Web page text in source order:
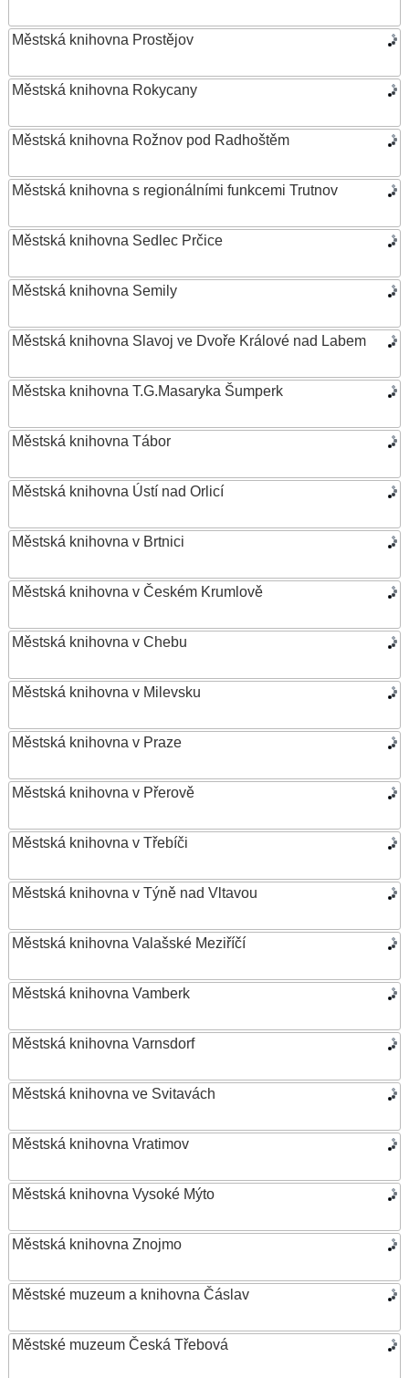
Městská knihovna Prostějov
Městská knihovna Rokycany
Městská knihovna Rožnov pod Radhoštěm
Městská knihovna s regionálními funkcemi Trutnov
Městská knihovna Sedlec Prčice
Městská knihovna Semily
Městská knihovna Slavoj ve Dvoře Králové nad Labem
Městska knihovna T.G.Masaryka Šumperk
Městská knihovna Tábor
Městská knihovna Ústí nad Orlicí
Městská knihovna v Brtnici
Městská knihovna v Českém Krumlově
Městská knihovna v Chebu
Městská knihovna v Milevsku
Městská knihovna v Praze
Městská knihovna v Přerově
Městská knihovna v Třebíči
Městská knihovna v Týně nad Vltavou
Městská knihovna Valašské Meziříčí
Městská knihovna Vamberk
Městská knihovna Varnsdorf
Městská knihovna ve Svitavách
Městská knihovna Vratimov
Městská knihovna Vysoké Mýto
Městská knihovna Znojmo
Městské muzeum a knihovna Čáslav
Městské muzeum Česká Třebová